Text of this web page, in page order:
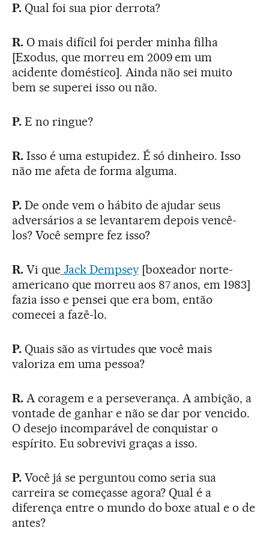
P.Qual foi sua pior derrota?
R.O mais difícil foi perder minha filha
[Exodus, que morreu em 2009 em um
acidente doméstico]. Ainda não sei muito
bem se superei isso ou não.
P.E no ringue?
R.Isso é uma estupidez. É só dinheiro. Isso
não me afeta de forma alguma.
P.De onde vem o hábito de ajudar seus
adversários a se levantarem depois vencê-
los? Você sempre fez isso?
R.Vi queJack Dempsey[boxeador norte-
americano que morreu aos 87 anos, em 1983]
fazia isso e pensei que era bom, então
comecei a fazê-lo.
P.Quais são as virtudes que você mais
valoriza em uma pessoa?
R.A coragem e a perseverança. A ambição, a
vontade de ganhar e não se dar por vencido.
O desejo incomparável de conquistar o
espírito. Eu sobrevivi graças a isso.
P.Você já se perguntou como seria sua
carreira se começasse agora? Qual é a
diferença entre o mundo do boxe atual e o de
antes?